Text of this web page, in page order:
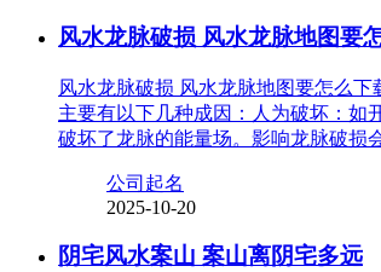
风水龙脉破损 风水龙脉地图要
风水龙脉破损 风水龙脉地图要怎么
主要有以下几种成因：人为破坏：如
破坏了龙脉的能量场。影响龙脉破损
公司起名
2025-10-20
阴宅风水案山 案山离阴宅多远